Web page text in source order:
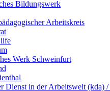
Bildungswerk
Arbeitskreis
Werk Schweinfurt
Dienst in der Arbeitswelt (kda) /